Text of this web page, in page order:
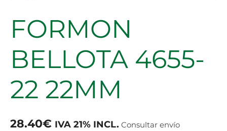
FORMON
BELLOTA 4655-
22 22MM
28.40€ IVA 21% INCL. Consultar envío